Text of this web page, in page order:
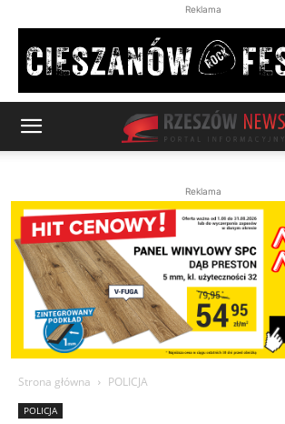
Reklama
Reklama
Strona główna POLICJA
POLICJA